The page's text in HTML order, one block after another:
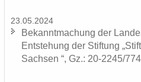
23.05.2024
Be­kannt­ma­chung der
Ent­ste­hung der Stif­tung
Sach­sen “, Gz.: 20-2245/